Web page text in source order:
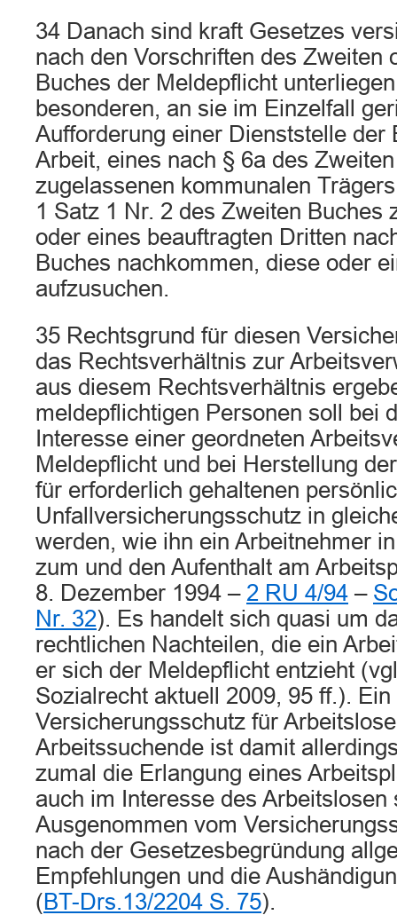
34 Danach sind kraft Gesetzes
nach den Vorschriften des Zweiten
Buches der Meldepflicht
besonderen, an sie im Einzelfall
Aufforderung einer Dienststelle der
Arbeit, eines nach § 6a des
zugelassenen kommunalen
1 Satz 1 Nr. 2 des Zweiten Buches
oder eines beauftragten Dritten
Buches nachkommen, diese oder
aufzusuchen.
35 Rechtsgrund für diesen
das Rechtsverhältnis zur
aus diesem Rechtsverhältnis
meldepflichtigen Personen soll bei
Interesse einer geordneten
Meldepflicht und bei Herstellung
für erforderlich gehaltenen
Unfallversicherungsschutz in
werden, wie ihn ein Arbeitnehmer
zum und den Aufenthalt am
8. Dezember 1994 – 2 RU 4/94 –
Nr. 32). Es handelt sich quasi um
rechtlichen Nachteilen, die ein
er sich der Meldepflicht entzieht
Sozialrecht aktuell 2009, 95 ff.).
Versicherungsschutz für
Arbeitssuchende ist damit
zumal die Erlangung eines
auch im Interesse des Arbeitslosen
Ausgenommen vom
nach der Gesetzesbegründung
Empfehlungen und die
(BT-Drs.13/2204 S. 75).